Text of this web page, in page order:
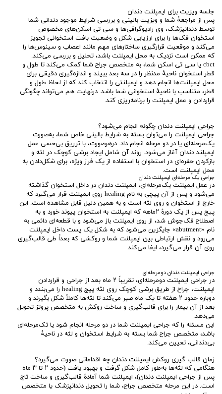
جلسه ویزیت برای ایمپلنت دندان
پس از مراجعۀ شما و ویزیت بالینی و بررسی شرایط موجود دندانی شما
توسط دندانپزشک، وی رادیوگرافی‌ها و سی تی اسکن‌های مخصوص
استخوان فک‌ها را برای ارزیابی شکل و وضعیت بافت استخوانی تجویز
می‌کند و موقعیت قرارگیری ساختارهای مهم مانند اعصاب و سینوس‌ها را
که ممکن است نزدیک به محل ایمپلنت باشد، تحلیل و بررسی می‌کند.
cbct یا سی تی اسکن شما، به متخصص جراح شما کمک می‌کند تا طول و
قطر استخوان ناحیۀ مدنظر را در سه بعد ببیند و اندازه‌گیری دقیقی برای
محل ایمپلنت‌ها انجام دهد و ایمپلنتی را انتخاب کند که از لحاظ طول و
قطر، متناسب با ناحیۀ استخوانی شما باشد. درنهایت هم می‌تواند چگونگی
قراردادن و عمل ایمپلنت را برنامه‌ریزی کند.
جراحی ایمپلنت دندان چگونه انجام می‌شود؟
جراحی ایمپلنت را می‌توان بسته به شرایط بالینی خاص شما، به‌صورت
یک‌مرحله‌ای یا در دو مرحله انجام داد. درهرصورت، با تزریق بی‌حسی عمل
ایمپلند دندان آغاز می‌شود. روند آن شامل ایجاد برشی کوچک در لثه و
بازکردن حفره‌ای در استخوان با استفاده از یک فرز ویژه، برای شکل‌دادن به
محل ایمپلنت است.
جراحی‌ یک مرحله‌ای ایمپلنت دندان
در عمل ایمپلنت یک‌مرحله‌ای، ایمپلنت دندان در داخل استخوان گذاشته
می‌شود و پس از آن پیچی به نام healing روی ایمپلنت قرار می‌گیرد که
خارج از استخوان و روی لثه است و به همین دلیل قابل مشاهده است. این
پیچ پس از یک دورۀ ۲ماهه که ایمپلنت به استخوان پیوند خورد و به
اصطلاح فک‌جوش شد، از روی ایمپلنت باز می‌شود و با قطعه‌ای دائمی به
نام «abutment» جایگزین می‌شود که به شکل یک پست داخل ایمپلنت
می‌رود و نقش ارتباطی بین ایمپلنت شما و روکشی که بعداً طی قالب‌گیری
روی آن قرار می‌گیرد، ایفا می‌کند.
جراحی‌ ایمپلنت دندان دومرحله‌ای
در جراحی‌ ایمپلنت دومرحله‌ای، تقریباً ۲ ماه بعد از جراحی و قراردادن
ایمپلنت، جراح از طریق برشی کوچک روی لثه پیج healing را می‌بندد و
دوباره حدود ۲ هفته تا یک ماه صبر می‌کند تا لثه‌ها کاملاً شکل بگیرند و
بعد از آن بیمار را برای قالب‌گیری و ساخت روکش به متخصص پروتز تحویل
می‌دهد.
این مسئله را که جراحی ایمپلنت شما در دو مرحله انجام شود یا تک‌مرحله‌ای
باشد، متخصص جراح شما بسته به شرایط استخوان و لثه در ناحیۀ
بی‌دندانی، تعیین می‌کند.
زمان قالب گیری روکش ایمپلنت دندان چه اقداماتی صورت می‌گیرد؟
هنگامی که لثه‌ها به‌طور کامل شکل گرفت و بهبود یافت (حدود ۲ تا ۳ ماه
پس از جراحی ایمپلنت دندان)، ایمپلنت شما آمادۀ قالب‌گیری و ساخت تاج
است. در این مرحله متخصص جراح، شما را تحویل دندا‌نپزشک یا متخصص